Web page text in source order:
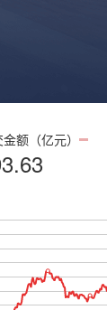
额（亿元）